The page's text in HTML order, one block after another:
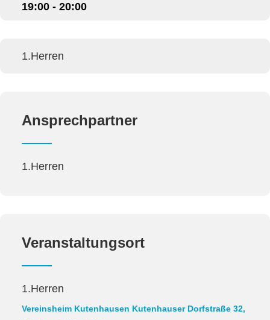
19:00 - 20:00
1.Herren
Ansprechpartner
1.Herren
Veranstaltungsort
1.Herren
Vereinsheim Kutenhausen Kutenhauser Dorfstraße 32,